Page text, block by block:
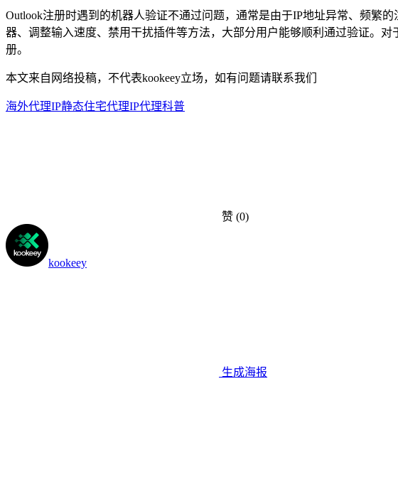
Outlook注册时遇到的机器人验证不通过问题，通常是由于IP地址异常、频繁
器、调整输入速度、禁用干扰插件等方法，大部分用户能够顺利通过验证。
册。
本文来自网络投稿，不代表kookeey立场，如有问题请联系我们
海外代理IP静态住宅代理IP代理科普
赞 (0)
kookeey
生成海报